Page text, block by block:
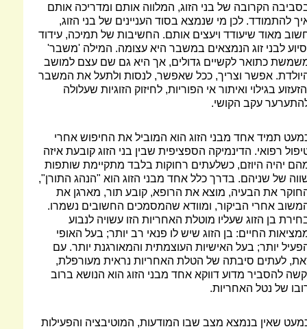
הקרובה של בני הזוג, המלווה אותם ומדריכה אותם
להתמודד. לכן מי שנמצא בסוד העניינים של בני הזוג,
מאוד שיעודד ויעצים אותם. החשיבות של תמיכה, עידוד
לבני זוג הנמצאים במשבר היא עצומה. המילה 'משבר'
כתואר לקשיים גדולים, אך היא גם שם עצם למושב
אפשר וצריך, ככל שאפשר, לנסות ולתעל את המשבר
בגילוי ואיתור אי הפוריות, לחיזוק הזוגיות שעלולה
עקב הקושי.
תמיד אחד מבני הזוג הוא המוביל את החיפוש אחרי
רפואי. הדינמיקה הספציפית שבין בני הזוג קובעת איזה
יהיה היוזם, כשלעתים רחוקות בלבד מתקיימת שותפות
של שניהם. בדרך כלל אחד מבני הזוג הוא "הנהג התורן",
את הבעיה, מוצא את הרופא, קובע תור, מארגן את
אחרי הביקור, ומוודא שהמסמכים החשובים נשמרו.
בן הזוג שעליו מוטלת האחריות הזו עשויה לנבוע
החיים: בן הזוג שיש לו פנאי רב יותר; בעל האופי
יותר; בעל האישיות העוצמתית והמאורגנת יותר. עם
לעתים סיבתה של הטלת האחריות נראית מעורפלת,
להסביר מדוע דווקא אחד מבני הזוג הוא הנושא ברוב
של נטל האחריות.
שאין בנמצא מצב שבו המודעות, המוטיבציה והפעילות